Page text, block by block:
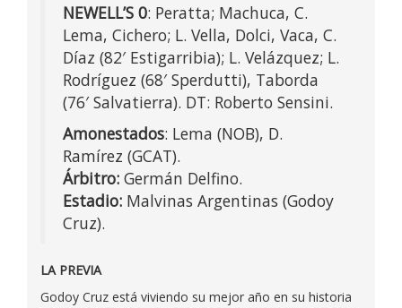
NEWELL’S 0: Peratta; Machuca, C.
Lema, Cichero; L. Vella, Dolci, Vaca, C.
Díaz (82′ Estigarribia); L. Velázquez; L.
Rodríguez (68′ Sperdutti), Taborda
(76′ Salvatierra). DT: Roberto Sensini.
Amonestados: Lema (NOB), D.
Ramírez (GCAT).
Árbitro: Germán Delfino.
Estadio: Malvinas Argentinas (Godoy
Cruz).
LA PREVIA
Godoy Cruz está viviendo su mejor año en su historia